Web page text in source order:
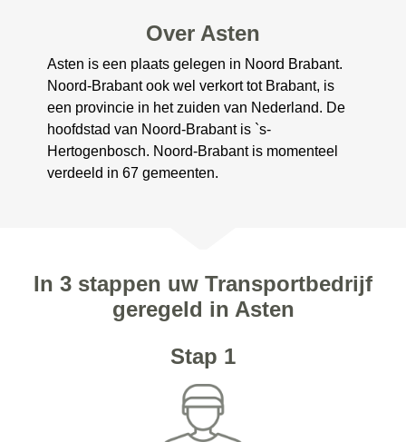
Over Asten
Asten is een plaats gelegen in Noord Brabant.
Noord-Brabant ook wel verkort tot Brabant, is
een provincie in het zuiden van Nederland. De
hoofdstad van Noord-Brabant is `s-
Hertogenbosch. Noord-Brabant is momenteel
verdeeld in 67 gemeenten.
In 3 stappen uw Transportbedrijf
geregeld in Asten
Stap 1